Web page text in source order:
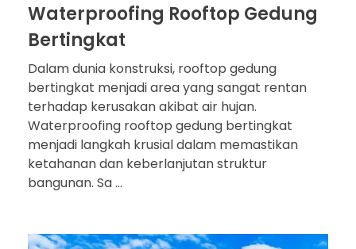
Waterproofing Rooftop Gedung
Bertingkat
Dalam dunia konstruksi, rooftop gedung
bertingkat menjadi area yang sangat rentan
terhadap kerusakan akibat air hujan.
Waterproofing rooftop gedung bertingkat
menjadi langkah krusial dalam memastikan
ketahanan dan keberlanjutan struktur
bangunan. Sa ...